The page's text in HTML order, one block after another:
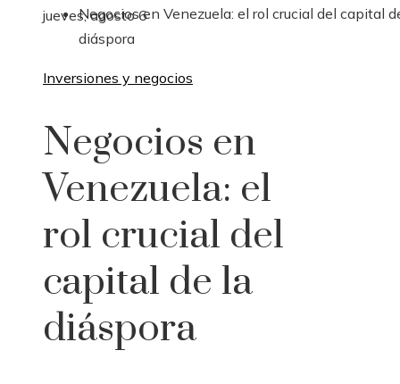
jueves, agosto 6
Negocios en Venezuela: el rol crucial del capital
diáspora
Inversiones y negocios
Negocios en
Venezuela: el
rol crucial del
capital de la
diáspora